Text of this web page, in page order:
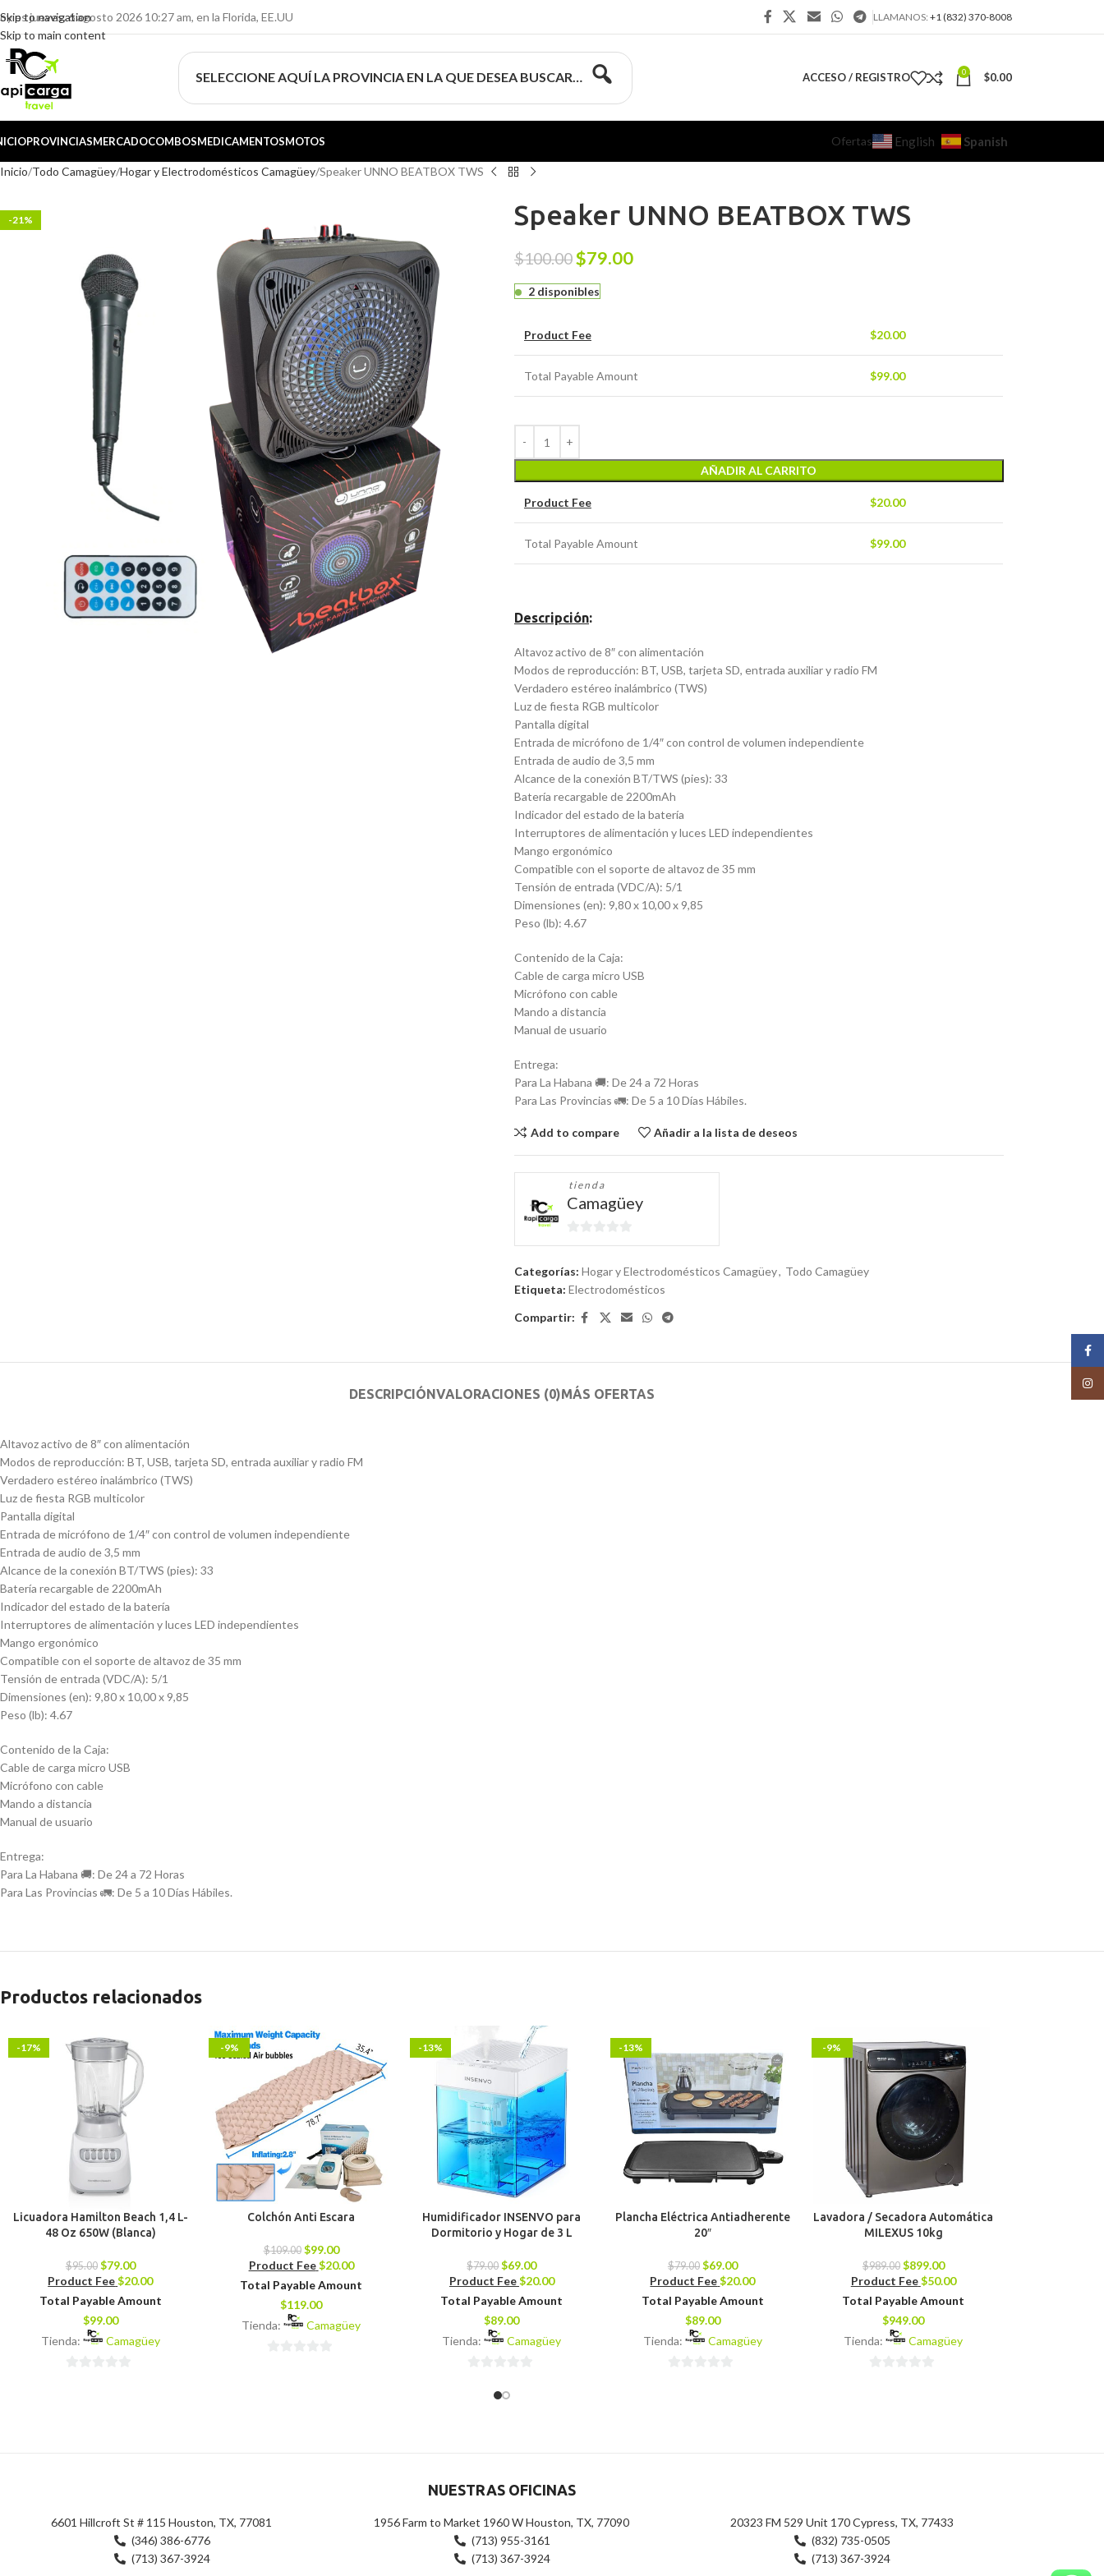
Skip to navigation
Skip to main content
es jueves, 6 agosto 2026 10:27 am, en la Florida, EE.UU LLAMANOS: +1 (832) 370-8008
SELECCIONE AQUÍ LA PROVINCIA EN LA QUE DESEA BUSCAR… ACCESO / REGISTRO 0 $0.00
PROVINCIASMERCADOCOMBOSMEDICAMENTOSMOTOS Ofertas English Spanish
Inicio Todo Camagüey Hogar y Electrodomésticos Camagüey Speaker UNNO BEATBOX TWS
-21% Speaker UNNO BEATBOX TWS
$100.00$79.00
2 disponibles
Product Fee $20.00
Total Payable Amount $99.00
AÑADIR AL CARRITO
Product Fee $20.00
Total Payable Amount $99.00
Descripción:
Altavoz activo de 8″ con alimentación
Modos de reproducción: BT, USB, tarjeta SD, entrada auxiliar y radio FM
Verdadero estéreo inalámbrico (TWS)
Luz de fiesta RGB multicolor
Pantalla digital
Entrada de micrófono de 1/4″ con control de volumen independiente
Entrada de audio de 3,5 mm
Alcance de la conexión BT/TWS (pies): 33
Batería recargable de 2200mAh
Indicador del estado de la batería
Interruptores de alimentación y luces LED independientes
Mango ergonómico
Compatible con el soporte de altavoz de 35 mm
Tensión de entrada (VDC/A): 5/1
Dimensiones (en): 9,80 x 10,00 x 9,85
Peso (lb): 4.67
Contenido de la Caja:
Cable de carga micro USB
Micrófono con cable
Mando a distancia
Manual de usuario
Entrega:
Para La Habana 🚚: De 24 a 72 Horas
Para Las Provincias 🚛: De 5 a 10 Días Hábiles.
Add to compare Añadir a la lista de deseos
tienda
Camagüey
0
Categorías: Hogar y Electrodomésticos Camagüey, Todo Camagüey
Etiqueta: Electrodomésticos
Compartir:
DESCRIPCIÓNVALORACIONES (0)MÁS OFERTAS
Altavoz activo de 8″ con alimentación
Modos de reproducción: BT, USB, tarjeta SD, entrada auxiliar y radio FM
Verdadero estéreo inalámbrico (TWS)
Luz de fiesta RGB multicolor
Pantalla digital
Entrada de micrófono de 1/4″ con control de volumen independiente
Entrada de audio de 3,5 mm
Alcance de la conexión BT/TWS (pies): 33
Batería recargable de 2200mAh
Indicador del estado de la batería
Interruptores de alimentación y luces LED independientes
Mango ergonómico
Compatible con el soporte de altavoz de 35 mm
Tensión de entrada (VDC/A): 5/1
Dimensiones (en): 9,80 x 10,00 x 9,85
Peso (lb): 4.67
Contenido de la Caja:
Cable de carga micro USB
Micrófono con cable
Mando a distancia
Manual de usuario
Entrega:
Para La Habana 🚚: De 24 a 72 Horas
Para Las Provincias 🚛: De 5 a 10 Días Hábiles.
Productos relacionados
-17%
Licuadora Hamilton Beach 1,4 L-
48 Oz 650W (Blanca)
$95.00 $79.00
Product Fee$20.00
Total Payable Amount
$99.00
Tienda:
Camagüey
-9%
Colchón Anti Escara
$109.00 $99.00
Product Fee $20.00
Total Payable Amount
$119.00
Tienda:
Camagüey
-13%
Humidificador INSENVO para
Dormitorio y Hogar de 3 L
$79.00 $69.00
Product Fee$20.00
Total Payable Amount
$89.00
Tienda:
Camagüey
-13%
Plancha Eléctrica Antiadherente
20″
$79.00 $69.00
Product Fee$20.00
Total Payable Amount
$89.00
Tienda:
Camagüey
-9%
Lavadora / Secadora Automática
MILEXUS 10kg
$989.00 $899.00
Product Fee$50.00
Total Payable Amount
$949.00
Tienda:
Camagüey
NUESTRAS OFICINAS
6601 Hillcroft St # 115 Houston, TX, 77081
(346) 386-6776
(713) 367-3924
1956 Farm to Market 1960 W Houston, TX, 77090
(713) 955-3161
(713) 367-3924
20323 FM 529 Unit 170 Cypress, TX, 77433
(832) 735-0505
(713) 367-3924